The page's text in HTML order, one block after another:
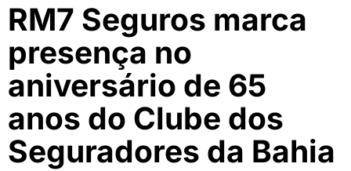
RM7 Seguros marca
presença no
aniversário de 65
anos do Clube dos
Seguradores da Bahia